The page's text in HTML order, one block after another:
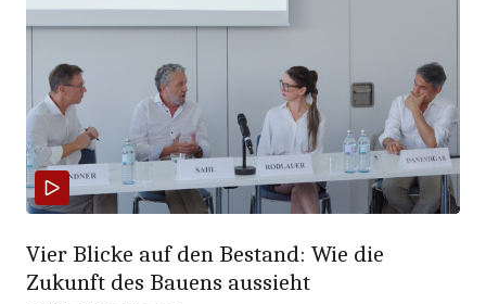
Vier Blicke auf den Bestand: Wie die
Zukunft des Bauens aussieht